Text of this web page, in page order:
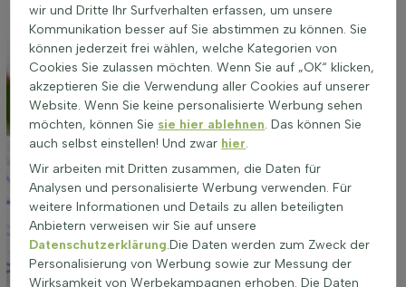
wir und Dritte Ihr Surfverhalten erfassen, um unsere
Kommunikation besser auf Sie abstimmen zu können. Sie
können jederzeit frei wählen, welche Kategorien von
Cookies Sie zulassen möchten. Wenn Sie auf „OK“ klicken,
akzeptieren Sie die Verwendung aller Cookies auf unserer
Website. Wenn Sie keine personalisierte Werbung sehen
möchten, können Sie sie hier ablehnen. Das können Sie
auch selbst einstellen! Und zwar hier.
Wir arbeiten mit Dritten zusammen, die Daten für
Analysen und personalisierte Werbung verwenden. Für
weitere Informationen und Details zu allen beteiligten
Anbietern verweisen wir Sie auf unsere
Datenschutzerklärung.Die Daten werden zum Zweck der
Personalisierung von Werbung sowie zur Messung der
Wirksamkeit von Werbekampagnen erhoben. Die Daten